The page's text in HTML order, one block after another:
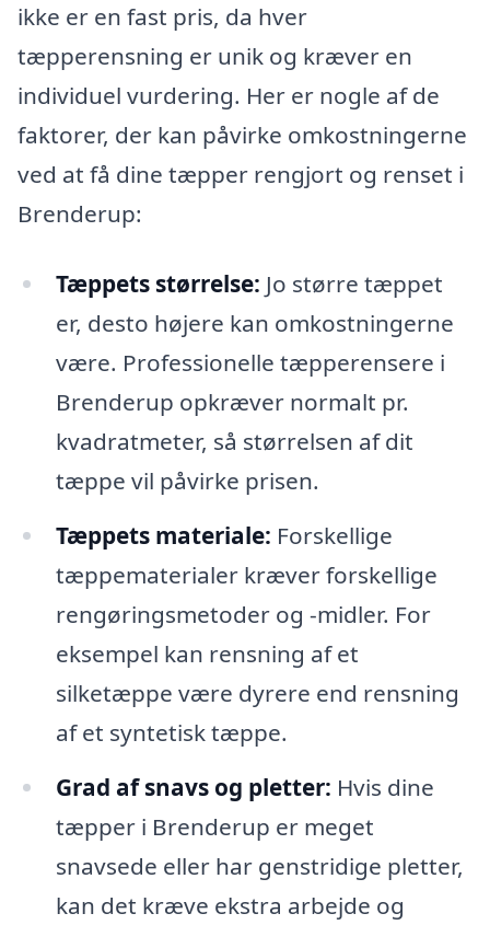
ikke er en fast pris, da hver
tæpperensning er unik og kræver en
individuel vurdering. Her er nogle af de
faktorer, der kan påvirke omkostningerne
ved at få dine tæpper rengjort og renset i
Brenderup:
Tæppets størrelse: Jo større tæppet
er, desto højere kan omkostningerne
være. Professionelle tæpperensere i
Brenderup opkræver normalt pr.
kvadratmeter, så størrelsen af dit
tæppe vil påvirke prisen.
Tæppets materiale: Forskellige
tæppematerialer kræver forskellige
rengøringsmetoder og -midler. For
eksempel kan rensning af et
silketæppe være dyrere end rensning
af et syntetisk tæppe.
Grad af snavs og pletter: Hvis dine
tæpper i Brenderup er meget
snavsede eller har genstridige pletter,
kan det kræve ekstra arbejde og